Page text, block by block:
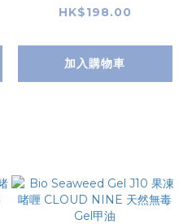
UR MIND 天然無毒G
HK$198.00
加入購物車